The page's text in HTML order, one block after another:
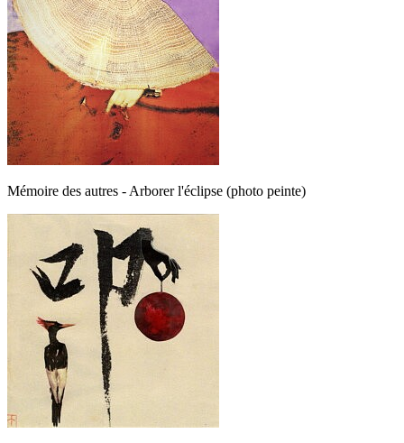
Mémoire des autres - Arborer l'éclipse (photo peinte)